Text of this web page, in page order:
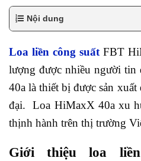
Nội dung
Loa liền công suấtFBT
lượng được nhiều người
40a là thiết bị được sản
đại. Loa HiMaxX 40a xu
thịnh hành trên thị trường
Giới thiệu loa